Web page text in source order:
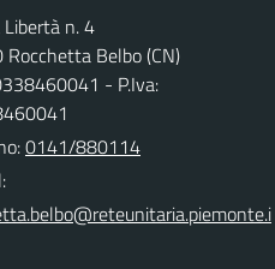
Libertà n. 4
Rocchetta Belbo (CN)
- P.Iva:
0141/880114